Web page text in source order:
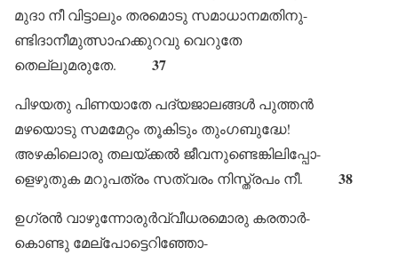
മുദാ നീ വിട്ടാലും തരമൊടു സമാധാനമതിനു-
ണ്ടിദാനീമുത്സാഹക്കുറവു വെറുതേ
തെല്ലുമരുതേ.
37
പിഴയതു പിണയാതേ പദ്യജാലങ്ങൾ പുത്തൻ
മഴയൊടു സമമേറ്റം തൂകിടും തുംഗബുദ്ധേ!
അഴകിലൊരു തലയ്ക്കൽ ജീവനുണ്ടെങ്കിലിപ്പോ-
ളെഴുതുക മറുപത്രം സത്വരം നിസ്ത്രപം നീ.
38
ഉഗ്രൻ വാഴുന്നോരുർവ്വീധരമൊരു കരതാർ-
കൊണ്ടു മേല്പോട്ടെറിഞ്ഞോ-